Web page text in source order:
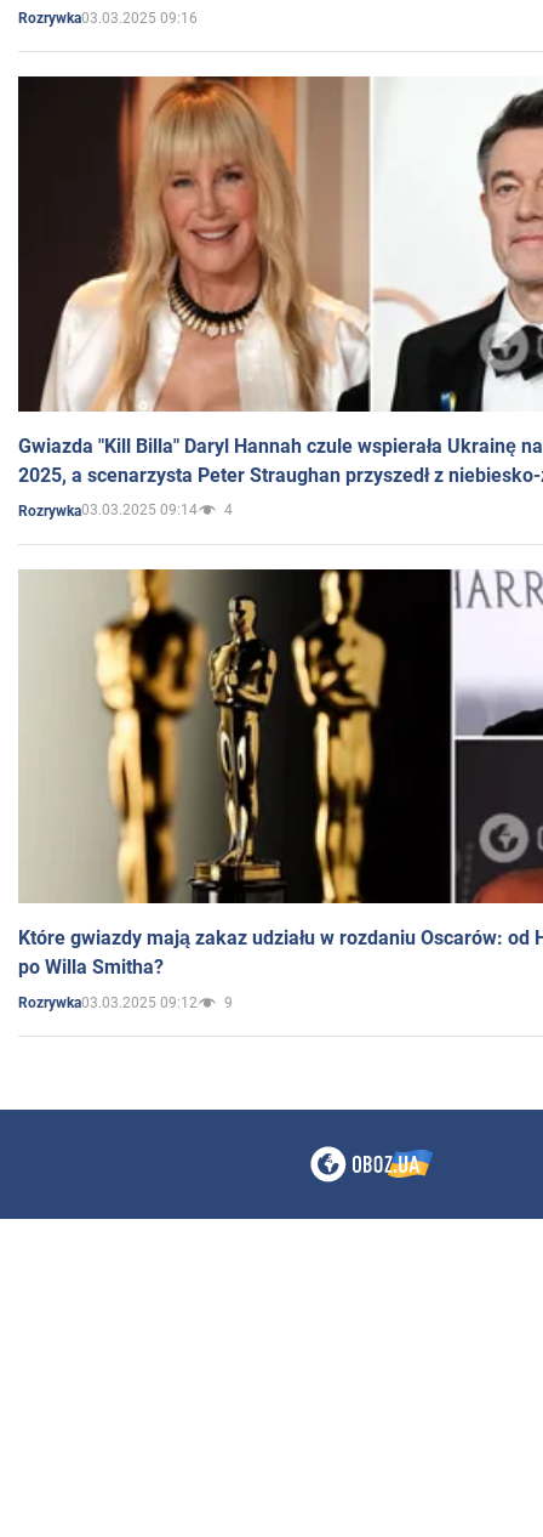
Rozrywka03.03.2025 09:16
Gwiazda "Kill Billa" Daryl Hannah czule wspierała Ukrainę
2025, a scenarzysta Peter Straughan przyszedł z
Rozrywka03.03.2025 09:14 4
Które gwiazdy mają zakaz udziału w rozdaniu Oscarów: od
po Willa Smitha?
Rozrywka03.03.2025 09:12 9